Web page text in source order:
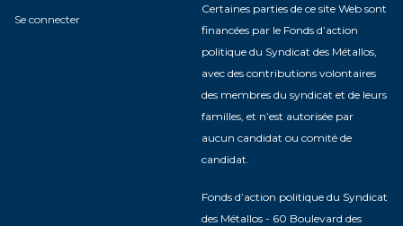
Se connecter
Certaines parties de ce site Web sont
financées par le Fonds d’action
politique du Syndicat des Métallos,
avec des contributions volontaires
des membres du syndicat et de leurs
familles, et n’est autorisée par
aucun candidat ou comité de
candidat.
Fonds d’action politique du Syndicat
des Métallos - 60 Boulevard des